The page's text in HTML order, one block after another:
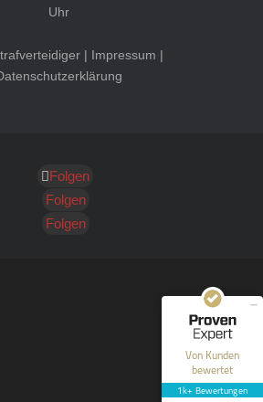
Uhr
| Impressum |
Folgen
Folgen
Folgen
Von Kunden
bewertet
1k+ Bewertungen
Kundenbewertungen und Erfahrungen zu
SEHR GUT
40
Bewertungen auf
ProvenExpert.com